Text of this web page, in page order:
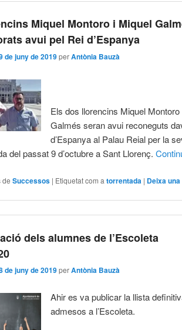
Miquel Montoro i Miquel
avui pel Rei d’Espanya
de juny de 2019 perAntònia Bauzà
Els dos llorencins Miquel
Galmés seran avui reconeguts
d’Espanya al Palau Reial per la
del passat 9 d’octubre a Sant Llorenç.
de Successos | Etiquetat com a torrentada | Deixa
dels alumnes de l’Escoleta
de juny de 2019 perAntònia Bauzà
Ahir es va publicar la llista
admesos a l’Escoleta.